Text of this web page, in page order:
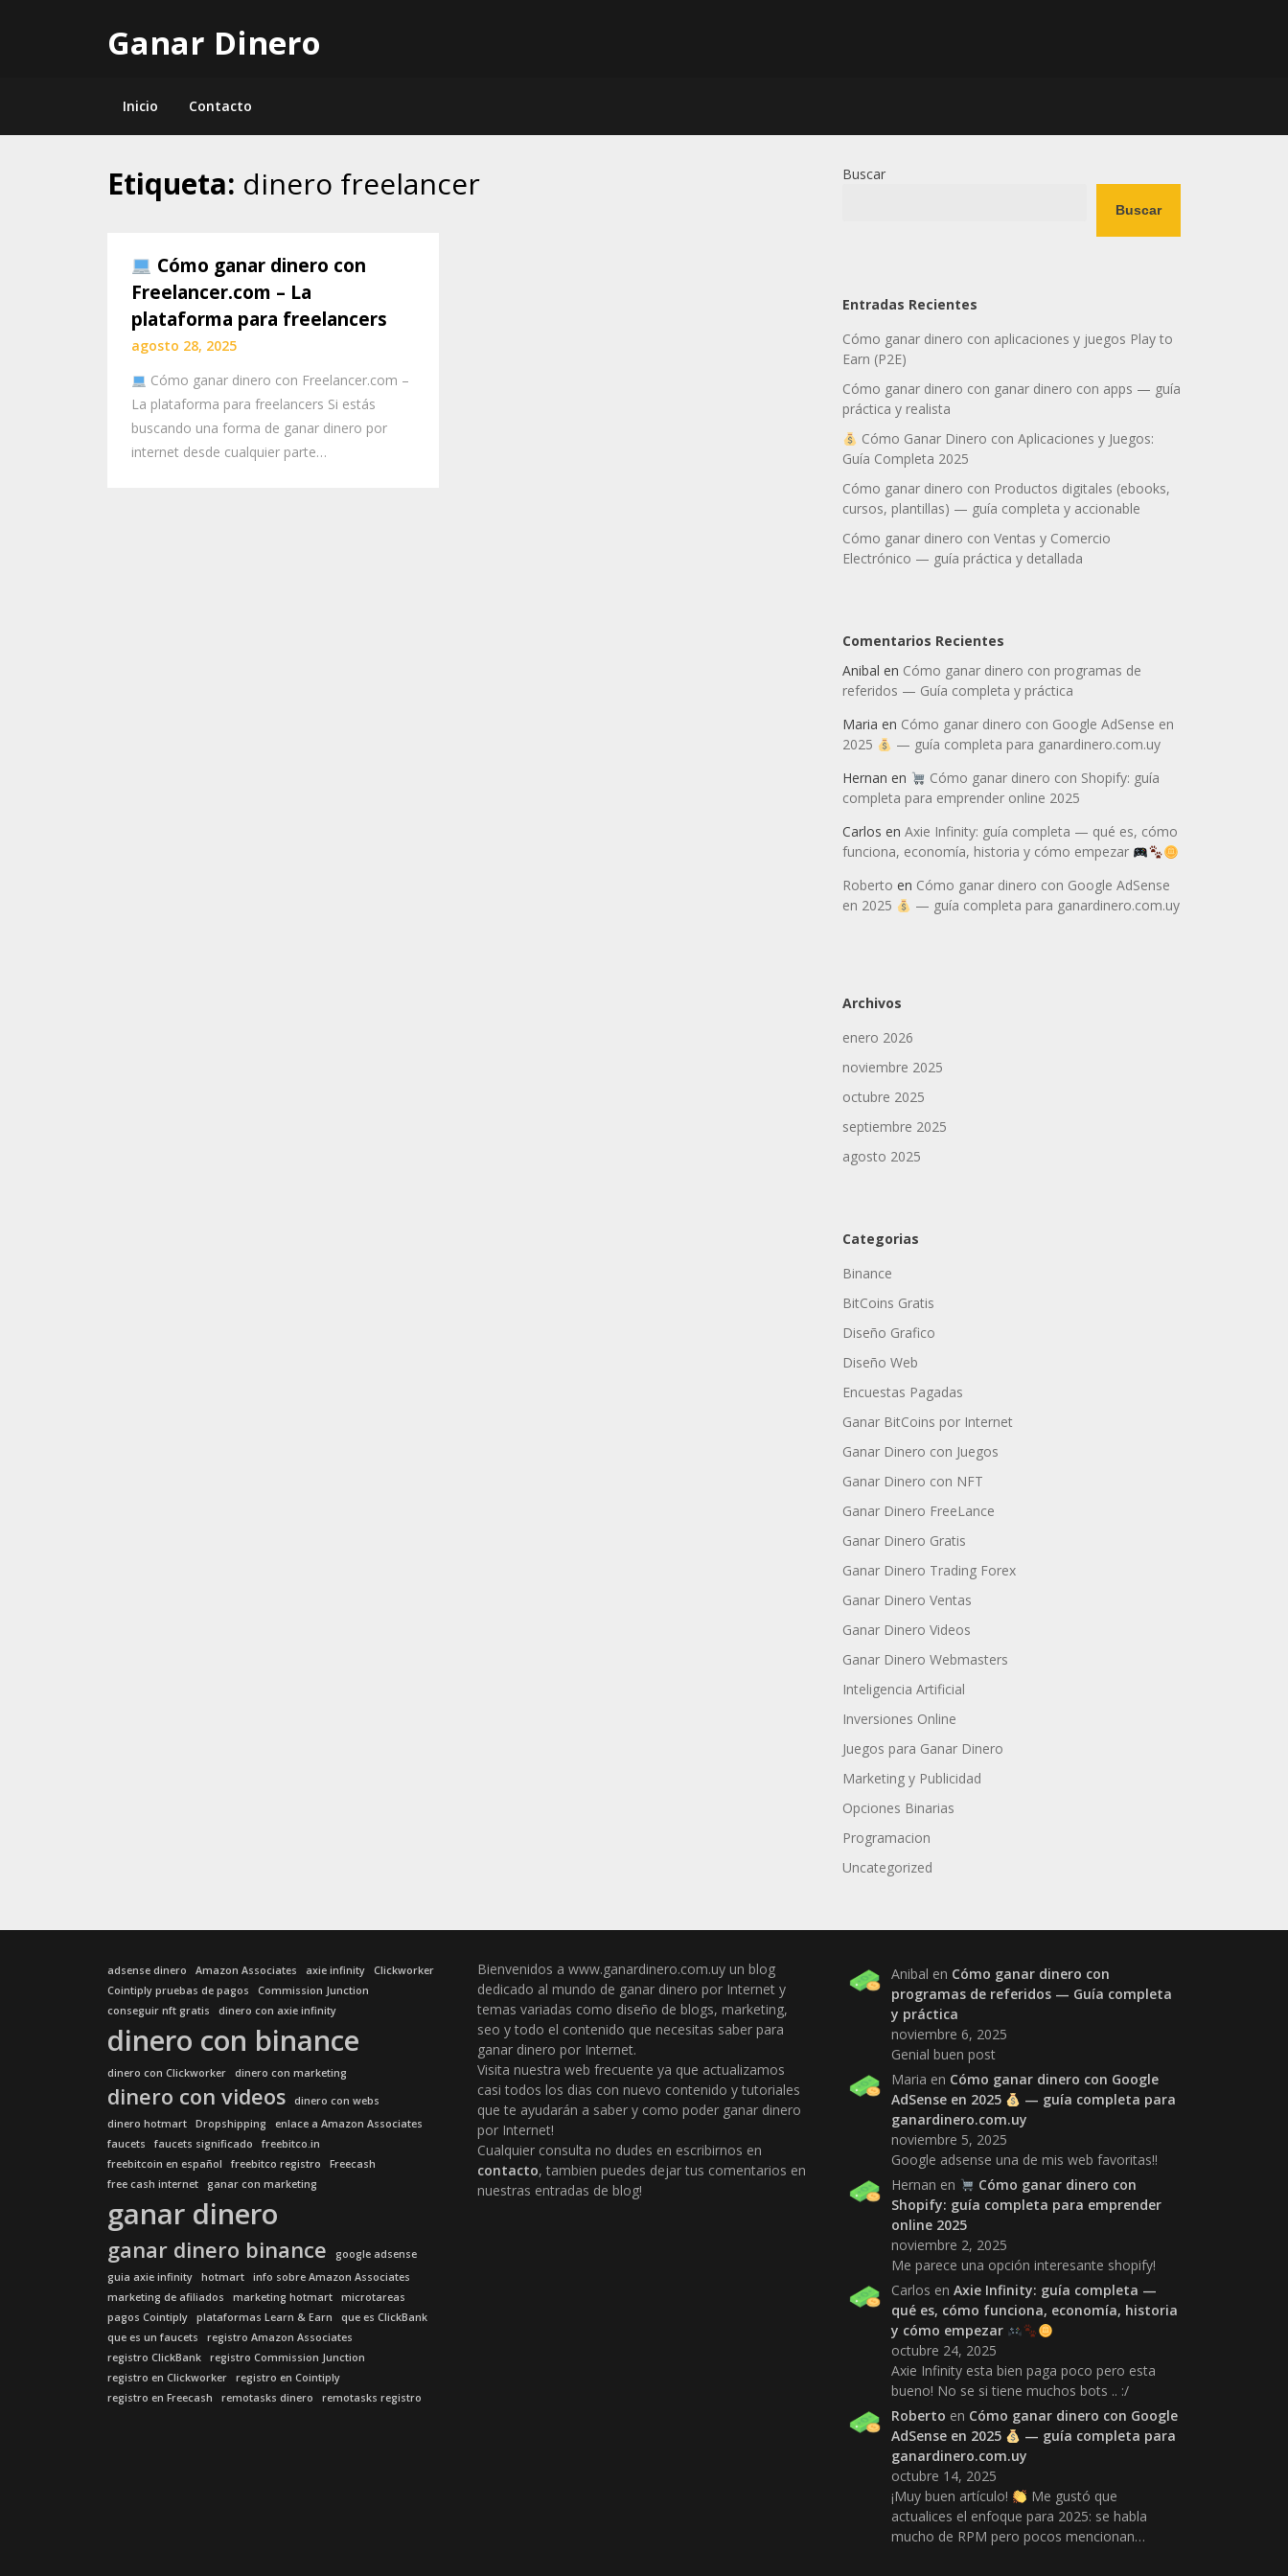
Ganar Dinero
Inicio Contacto
Etiqueta: dinero freelancer
Cómo ganar dinero con
Freelancer.com – La
plataforma para freelancers
agosto 28, 2025
Cómo ganar dinero con Freelancer.com –
La plataforma para freelancers Si estás
buscando una forma de ganar dinero por
internet desde cualquier parte…
Buscar
Buscar
Entradas Recientes
Cómo ganar dinero con aplicaciones y juegos Play to
Earn (P2E)
Cómo ganar dinero con ganar dinero con apps — guía
práctica y realista
Cómo Ganar Dinero con Aplicaciones y Juegos:
Guía Completa 2025
Cómo ganar dinero con Productos digitales (ebooks,
cursos, plantillas) — guía completa y accionable
Cómo ganar dinero con Ventas y Comercio
Electrónico — guía práctica y detallada
Comentarios Recientes
Anibal en Cómo ganar dinero con programas de
referidos — Guía completa y práctica
Maria en Cómo ganar dinero con Google AdSense en
2025
— guía completa para ganardinero.com.uy
Hernan en
Cómo ganar dinero con Shopify: guía
completa para emprender online 2025
Carlos en Axie Infinity: guía completa — qué es, cómo
funciona, economía, historia y cómo empezar
Roberto en Cómo ganar dinero con Google AdSense
en 2025
— guía completa para ganardinero.com.uy
Archivos
enero 2026
noviembre 2025
octubre 2025
septiembre 2025
agosto 2025
Categorias
Binance
BitCoins Gratis
Diseño Grafico
Diseño Web
Encuestas Pagadas
Ganar BitCoins por Internet
Ganar Dinero con Juegos
Ganar Dinero con NFT
Ganar Dinero FreeLance
Ganar Dinero Gratis
Ganar Dinero Trading Forex
Ganar Dinero Ventas
Ganar Dinero Videos
Ganar Dinero Webmasters
Inteligencia Artificial
Inversiones Online
Juegos para Ganar Dinero
Marketing y Publicidad
Opciones Binarias
Programacion
Uncategorized
adsense dinero Amazon Associates axie infinity
Clickworker
Cointiply pruebas de pagos
Commission Junction
conseguir nft gratis
dinero con axie infinity
dinero con binance
dinero con Clickworker dinero con marketing
dinero con videos
dinero con webs
dinero hotmart
Dropshipping
enlace a Amazon Associates
faucets
faucets significado
freebitco.in
freebitcoin en español
freebitco registro
Freecash
free cash internet
ganar con marketing
ganar dinero
ganar dinero binance
google adsense
guia axie infinity
hotmart
info sobre Amazon Associates
marketing de afiliados
marketing hotmart
microtareas
pagos Cointiply
plataformas Learn & Earn
que es ClickBank
que es un faucets
registro Amazon Associates
registro ClickBank
registro Commission Junction
registro en Clickworker
registro en Cointiply
registro en Freecash
remotasks dinero remotasks registro
Bienvenidos a www.ganardinero.com.uy un blog
dedicado al mundo de ganar dinero por Internet y
temas variadas como diseño de blogs, marketing,
seo y todo el contenido que necesitas saber para
ganar dinero por Internet.
Visita nuestra web frecuente ya que actualizamos
casi todos los dias con nuevo contenido y tutoriales
que te ayudarán a saber y como poder ganar dinero
por Internet!
Cualquier consulta no dudes en escribirnos en
contacto, tambien puedes dejar tus comentarios en
nuestras entradas de blog!
Anibal en Cómo ganar dinero con
programas de referidos — Guía completa
y práctica
noviembre 6, 2025
Genial buen post
Maria en Cómo ganar dinero con Google
AdSense en 2025
— guía completa para
ganardinero.com.uy
noviembre 5, 2025
Google adsense una de mis web favoritas!!
Hernan en
Cómo ganar dinero con
Shopify: guía completa para emprender
online 2025
noviembre 2, 2025
Me parece una opción interesante shopify!
Carlos enAxie Infinity: guía completa —
qué es, cómo funciona, economía, historia
y cómo empezar
octubre 24, 2025
Axie Infinity esta bien paga poco pero esta
bueno! No se si tiene muchos bots .. :/
Roberto en Cómo ganar dinero con Google
AdSense en 2025
— guía completa para
ganardinero.com.uy
octubre 14, 2025
¡Muy buen artículo!
Me gustó que
actualices el enfoque para 2025: se habla
mucho de RPM pero pocos mencionan…